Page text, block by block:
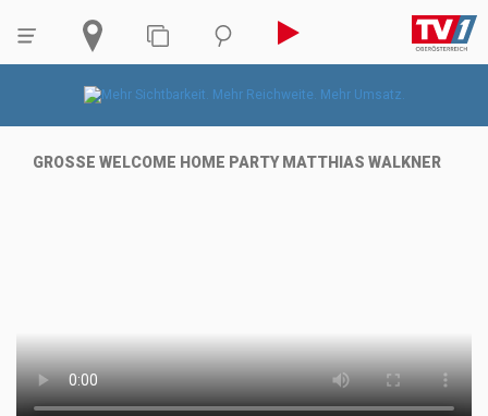
GROSSE WELCOME HOME PARTY MATTHIAS WALKNER